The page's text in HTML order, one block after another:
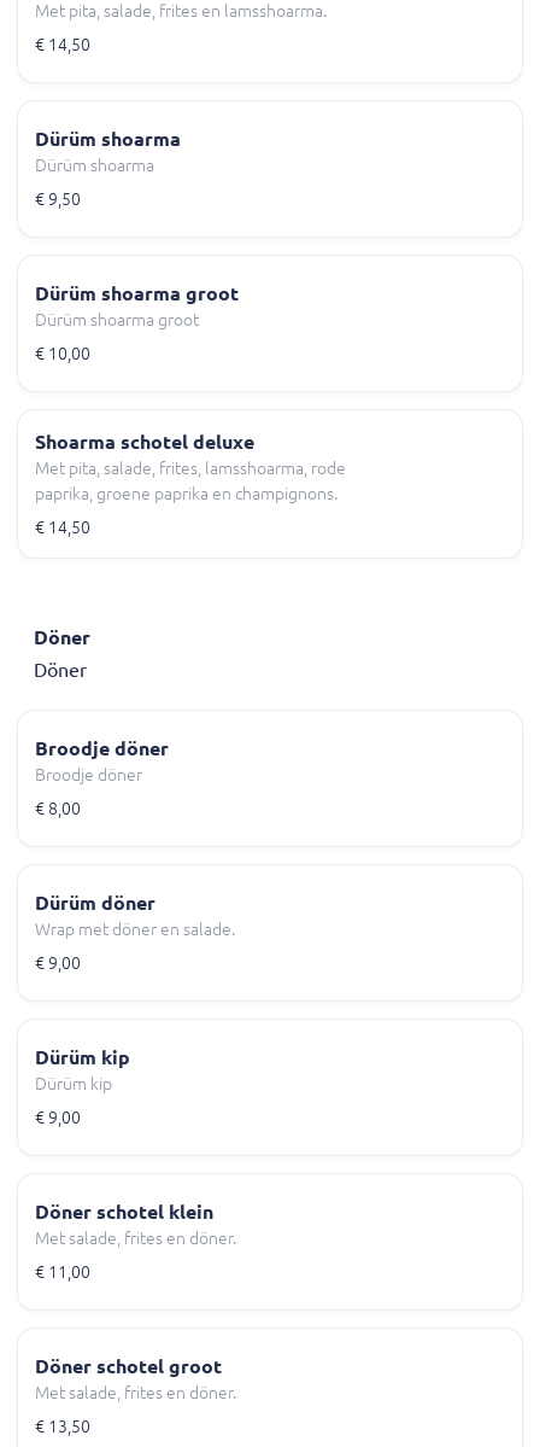
Met pita, salade, frites en lamsshoarma.
€ 14,50
Dürüm shoarma
Dürüm shoarma
€ 9,50
Dürüm shoarma groot
Dürüm shoarma groot
€ 10,00
Shoarma schotel deluxe
Met pita, salade, frites, lamsshoarma, rode
paprika, groene paprika en champignons.
€ 14,50
Döner
Döner
Broodje döner
Broodje döner
€ 8,00
Dürüm döner
Wrap met döner en salade.
€ 9,00
Dürüm kip
Dürüm kip
€ 9,00
Döner schotel klein
Met salade, frites en döner.
€ 11,00
Döner schotel groot
Met salade, frites en döner.
€ 13,50